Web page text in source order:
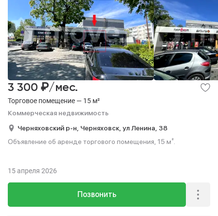
Торговое помещение — 15 м²
Коммерческая недвижимость
3 300 ₽/мес.
Черняховский р-н, Черняховск, ул Ленина, 38
Объявление об аренде торгового помещения, 15 м².
Позвонить
15 апреля 2026